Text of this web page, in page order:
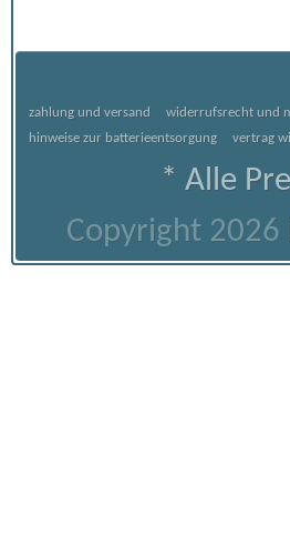
zahlung und versand widerrufsrecht und
hinweise zur batterieentsorgung
vertrag
* Alle
Copyright 2026